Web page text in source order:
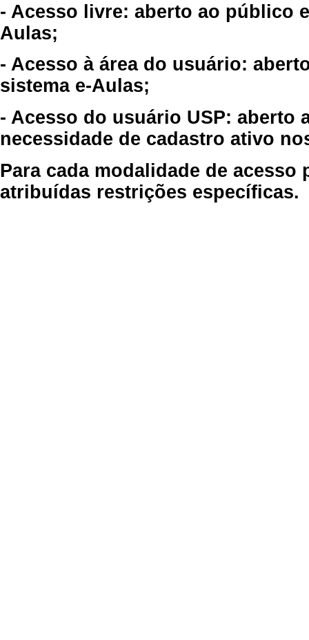
- Acesso livre: aberto ao público
Aulas;
- Acesso à área do usuário:
sistema e-Aulas;
- Acesso do usuário USP: aberto
necessidade de cadastro ativo
Para cada modalidade de
atribuídas restrições específicas.